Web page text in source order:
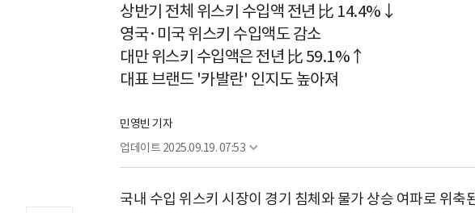
상반기 전체 위스키 수입액 전년 比 14.4%↓
영국·미국 위스키 수입액도 감소
대만 위스키 수입액은 전년 比 59.1%↑
대표 브랜드 '카발란' 인지도 높아져
민영빈 기자
업데이트 2025.09.19. 07:53
국내 수입 위스키 시장이 경기 침체와 물가 상승 여파로 위